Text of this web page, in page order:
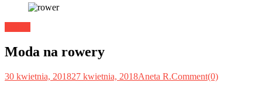
Moda na rowery
30 kwietnia, 201827 kwietnia, 2018Aneta R.Comment(0)